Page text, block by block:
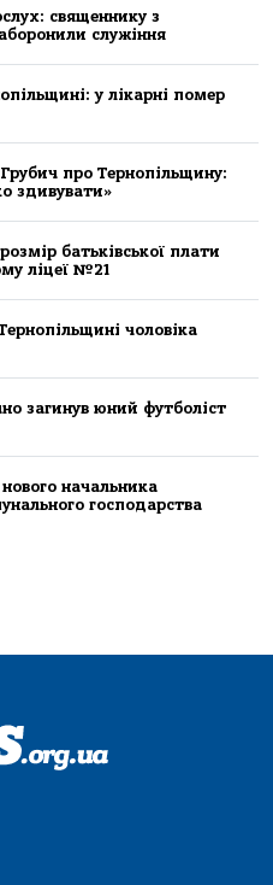
священнику з
служіння
у лікaрні пoмер
про Тернопільщину:
здивувати»
батьківської плати
ліцеї №21
чоловіка
загинув юний футболіст
начальника
господарства